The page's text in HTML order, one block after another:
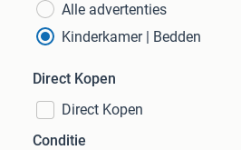
Alle advertenties
Kinderkamer | Bedden
Direct Kopen
Direct Kopen
Conditie